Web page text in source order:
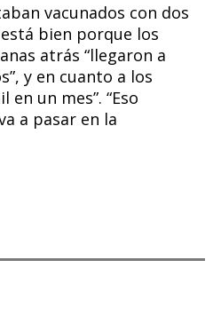
vacunados con dos
bien porque los
atrás “llegaron a
y en cuanto a los
un mes”. “Eso
a pasar en la